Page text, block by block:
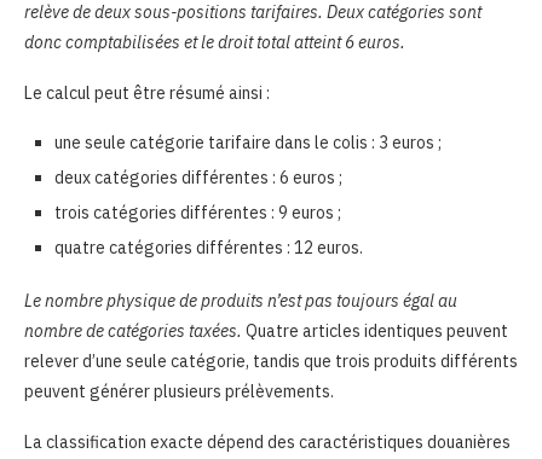
relève de deux sous-positions tarifaires. Deux catégories sont
donc comptabilisées et le droit total atteint 6 euros.
Le calcul peut être résumé ainsi :
une seule catégorie tarifaire dans le colis : 3 euros ;
deux catégories différentes : 6 euros ;
trois catégories différentes : 9 euros ;
quatre catégories différentes : 12 euros.
Le nombre physique de produits n’est pas toujours égal au
nombre de catégories taxées. Quatre articles identiques peuvent
relever d’une seule catégorie, tandis que trois produits différents
peuvent générer plusieurs prélèvements.
La classification exacte dépend des caractéristiques douanières